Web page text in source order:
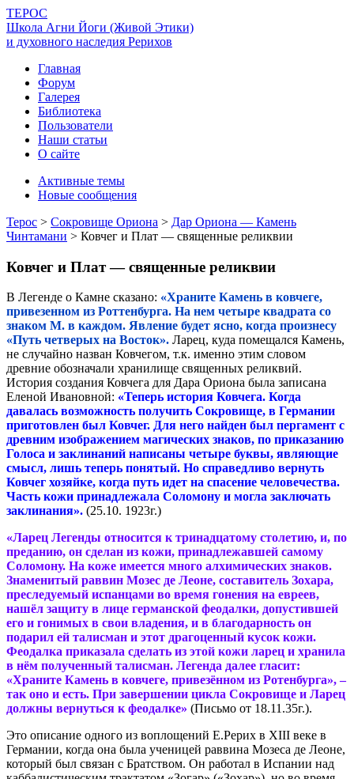
ТЕРОС
Школа Агни Йоги (Живой Этики)
и духовного наследия Рерихов
Главная
Форум
Галерея
Библиотека
Пользователи
Наши статьи
О сайте
Активные темы
Новые сообщения
Терос > Сокровище Ориона > Дар Ориона — Камень
Чинтамани > Ковчег и Плат — священные реликвии
Ковчег и Плат — священные реликвии
В Легенде о Камне сказано: «Храните Камень в ковчеге,
привезенном из Роттенбурга. На нем четыре квадрата со
знаком М. в каждом. Явление будет ясно, когда произнесу
«Путь четверых на Восток». Ларец, куда помещался Камень,
не случайно назван Ковчегом, т.к. именно этим словом
древние обозначали хранилище священных реликвий.
История создания Ковчега для Дара Ориона была записана
Еленой Ивановной: «Теперь история Ковчега. Когда
давалась возможность получить Сокровище, в Германии
приготовлен был Ковчег. Для него найден был пергамент с
древним изображением магических знаков, по приказанию
Голоса и заклинаний написаны четыре буквы, являющие
смысл, лишь теперь понятый. Но справедливо вернуть
Ковчег хозяйке, когда путь идет на спасение человечества.
Часть кожи принадлежала Соломону и могла заключать
заклинания». (25.10. 1923г.)
«Ларец Легенды относится к тринадцатому столетию, и, по
преданию, он сделан из кожи, принадлежавшей самому
Соломону. На коже имеется много алхимических знаков.
Знаменитый раввин Мозес де Леоне, составитель Зохара,
преследуемый испанцами во время гонения на евреев,
нашёл защиту в лице германской феодалки, допустившей
его и гонимых в свои владения, и в благодарность он
подарил ей талисман и этот драгоценный кусок кожи.
Феодалка приказала сделать из этой кожи ларец и хранила
в нём полученный талисман. Легенда далее гласит:
«Храните Камень в ковчеге, привезённом из Ротенбурга», –
так оно и есть. При завершении цикла Сокровище и Ларец
должны вернуться к феодалке» (Письмо от 18.11.35г.).
Это описание одного из воплощений Е.Рерих в XIII веке в
Германии, когда она была ученицей раввина Мозеса де Леоне,
который был связан с Братством. Он работал в Испании над